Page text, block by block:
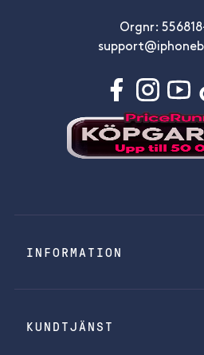
Orgnr:
INFORMATION
KUNDTJÄNST